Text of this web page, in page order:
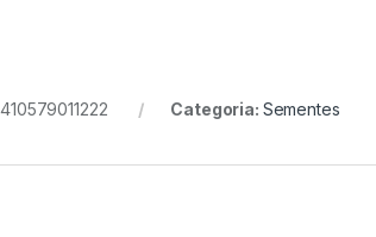
Categoria: Sementes